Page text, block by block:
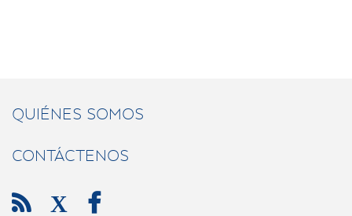
QUIÉNES SOMOS
CONTÁCTENOS
 X 